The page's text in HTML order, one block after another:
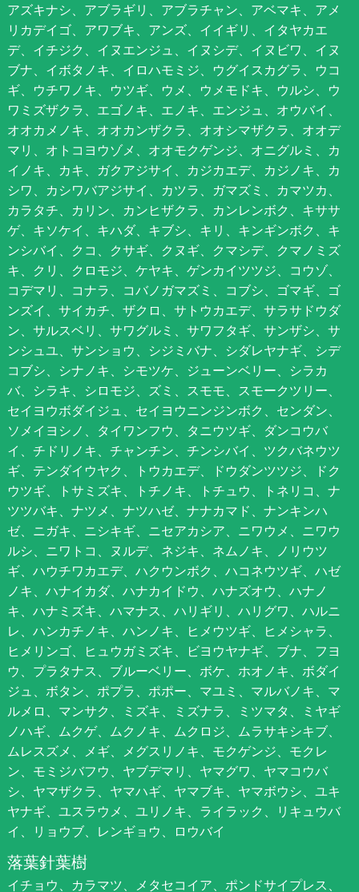
アズキナシ、アブラギリ、アブラチャン、アベマキ、アメ
リカデイゴ、アワブキ、アンズ、イイギリ、イタヤカエ
デ、イチジク、イヌエンジュ、イヌシデ、イヌビワ、イヌ
ブナ、イボタノキ、イロハモミジ、ウグイスカグラ、ウコ
ギ、ウチワノキ、ウツギ、ウメ、ウメモドキ、ウルシ、ウ
ワミズザクラ、エゴノキ、エノキ、エンジュ、オウバイ、
オオカメノキ、オオカンザクラ、オオシマザクラ、オオデ
マリ、オトコヨウゾメ、オオモクゲンジ、オニグルミ、カ
イノキ、カキ、ガクアジサイ、カジカエデ、カジノキ、カ
シワ、カシワバアジサイ、カツラ、ガマズミ、カマツカ、
カラタチ、カリン、カンヒザクラ、カンレンボク、キササ
ゲ、キソケイ、キハダ、キブシ、キリ、キンギンボク、キ
ンシバイ、クコ、クサギ、クヌギ、クマシデ、クマノミズ
キ、クリ、クロモジ、ケヤキ、ゲンカイツツジ、コウゾ、
コデマリ、コナラ、コバノガマズミ、コブシ、ゴマギ、ゴ
ンズイ、サイカチ、ザクロ、サトウカエデ、サラサドウダ
ン、サルスベリ、サワグルミ、サワフタギ、サンザシ、サ
ンシュユ、サンショウ、シジミバナ、シダレヤナギ、シデ
コブシ、シナノキ、シモツケ、ジューンベリー、シラカ
バ、シラキ、シロモジ、ズミ、スモモ、スモークツリー、
セイヨウボダイジュ、セイヨウニンジンボク、センダン、
ソメイヨシノ、タイワンフウ、タニウツギ、ダンコウバ
イ、チドリノキ、チャンチン、チンシバイ、ツクバネウツ
ギ、テンダイウヤク、トウカエデ、ドウダンツツジ、ドク
ウツギ、トサミズキ、トチノキ、トチュウ、トネリコ、ナ
ツツバキ、ナツメ、ナツハゼ、ナナカマド、ナンキンハ
ゼ、ニガキ、ニシキギ、ニセアカシア、ニワウメ、ニワウ
ルシ、ニワトコ、ヌルデ、ネジキ、ネムノキ、ノリウツ
ギ、ハウチワカエデ、ハクウンボク、ハコネウツギ、ハゼ
ノキ、ハナイカダ、ハナカイドウ、ハナズオウ、ハナノ
キ、ハナミズキ、ハマナス、ハリギリ、ハリグワ、ハルニ
レ、ハンカチノキ、ハンノキ、ヒメウツギ、ヒメシャラ、
ヒメリンゴ、ヒュウガミズキ、ビヨウヤナギ、ブナ、フヨ
ウ、プラタナス、ブルーベリー、ボケ、ホオノキ、ボダイ
ジュ、ボタン、ポプラ、ポポー、マユミ、マルバノキ、マ
ルメロ、マンサク、ミズキ、ミズナラ、ミツマタ、ミヤギ
ノハギ、ムクゲ、ムクノキ、ムクロジ、ムラサキシキブ、
ムレスズメ、メギ、メグスリノキ、モクゲンジ、モクレ
ン、モミジバフウ、ヤブデマリ、ヤマグワ、ヤマコウバ
シ、ヤマザクラ、ヤマハギ、ヤマブキ、ヤマボウシ、ユキ
ヤナギ、ユスラウメ、ユリノキ、ライラック、リキュウバ
イ、リョウブ、レンギョウ、ロウバイ
落葉針葉樹
イチョウ、カラマツ、メタセコイア、ポンドサイプレス、